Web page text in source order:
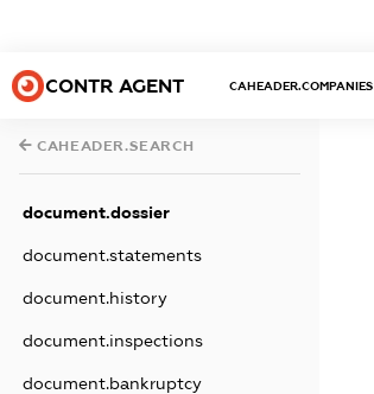
CONTR AGENT CAHEADER.COMPANIES
CAHEADER.SEARCH
document.dossier
document.statements
document.history
document.inspections
document.bankruptcy